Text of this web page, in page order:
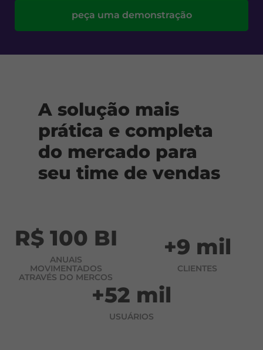
peça uma demonstração
A solução mais
prática e completa
do mercado para
seu time de vendas
+9 mil
CLIENTES
+52 mil
USUÁRIOS
R$ 100 BI
ANUAIS
MOVIMENTADOS
ATRAVÉS DO MERCOS